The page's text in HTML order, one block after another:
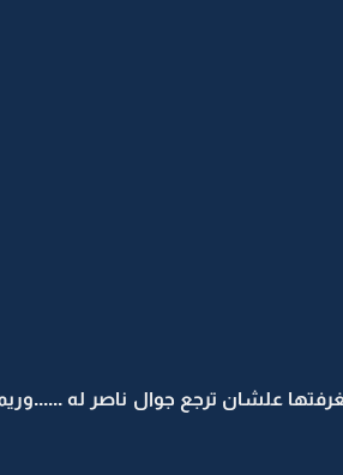
علشان ترجع جوال ناصر له